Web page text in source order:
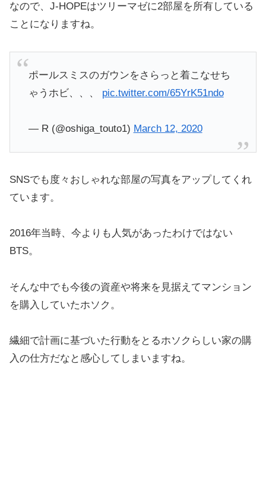
なので、J-HOPEはツリーマゼに2部屋を所有している
ことになりますね。
ポールスミスのガウンをさらっと着こなせち
ゃうホビ、、、 pic.twitter.com/65YrK51ndo
— R (@oshiga_touto1) March 12, 2020
SNSでも度々おしゃれな部屋の写真をアップしてくれ
ています。
2016年当時、今よりも人気があったわけではない
BTS。
そんな中でも今後の資産や将来を見据えてマンション
を購入していたホソク。
繊細で計画に基づいた行動をとるホソクらしい家の購
入の仕方だなと感心してしまいますね。